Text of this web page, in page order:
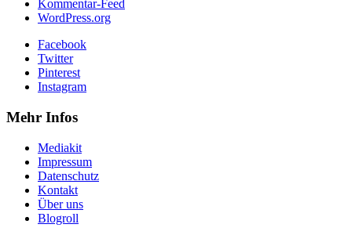
Kommentar-Feed
WordPress.org
Facebook
Twitter
Pinterest
Instagram
Mehr Infos
Mediakit
Impressum
Datenschutz
Kontakt
Über uns
Blogroll